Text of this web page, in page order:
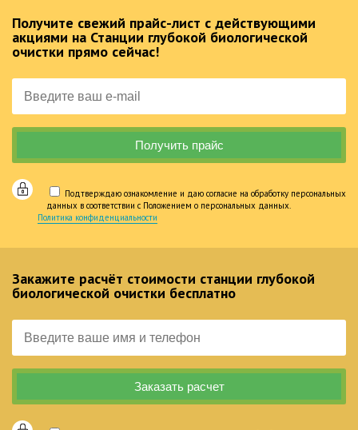
Получите свежий прайс-лист с действующими
акциями на Станции глубокой биологической
очистки прямо сейчас!
Подтверждаю ознакомление и даю согласие на обработку персональных
данных в соответствии с Положением о персональных данных.
Политика конфиденциальности
Закажите расчёт стоимости станции глубокой
биологической очистки бесплатно